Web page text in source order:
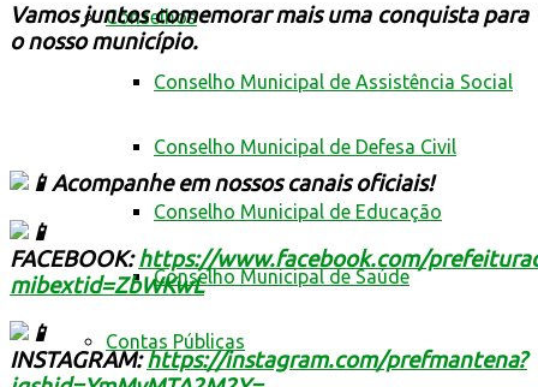
Conselhos
Conselho Municipal de Assistência Social
Conselho Municipal de Defesa Civil
Conselho Municipal de Educação
Conselho Municipal de Saúde
Contas Públicas
Vamos juntos comemorar mais uma conquista para
o nosso município.
Acompanhe em nossos canais oficiais!
FACEBOOK:https://www.facebook.com/
mibextid=ZbWKwL
INSTAGRAM:https://instagram.com/prefmantena?